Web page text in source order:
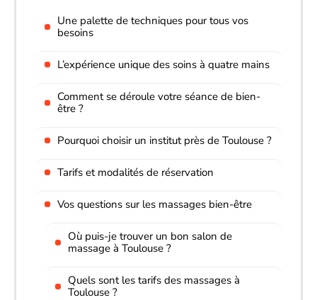
Une palette de techniques pour tous vos
besoins
L’expérience unique des soins à quatre mains
Comment se déroule votre séance de bien-
être ?
Pourquoi choisir un institut près de Toulouse ?
Tarifs et modalités de réservation
Vos questions sur les massages bien-être
Où puis-je trouver un bon salon de
massage à Toulouse ?
Quels sont les tarifs des massages à
Toulouse ?